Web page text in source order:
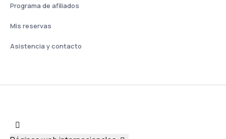
Programa de afiliados
Mis reservas
Asistencia y contacto